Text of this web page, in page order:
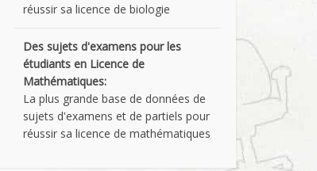
réussir sa licence de biologie
Des sujets d'examens pour les
étudiants en Licence de
Mathématiques:
La plus grande base de données de
sujets d'examens et de partiels pour
réussir sa licence de mathématiques